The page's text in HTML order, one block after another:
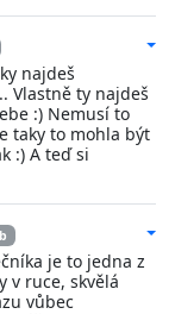
najdeš
Vlastně ty najdeš
:) Nemusí to
taky to mohla být
:) A teď si
je to jedna z
v ruce, skvělá
vůbec